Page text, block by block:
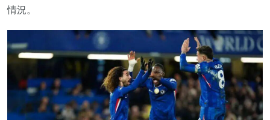
情況。